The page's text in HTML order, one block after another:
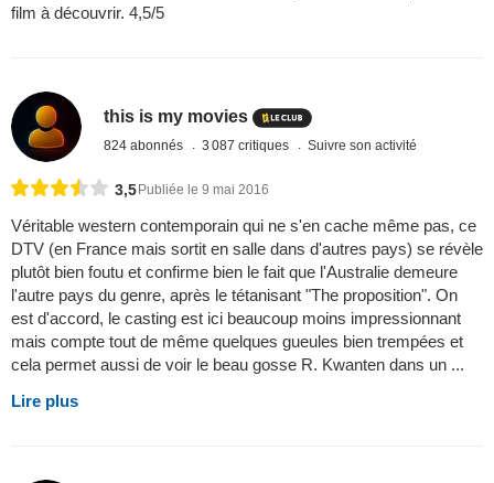
film à découvrir. 4,5/5
this is my movies
824 abonnés 3 087 critiques Suivre son activité
3,5 Publiée le 9 mai 2016
Véritable western contemporain qui ne s'en cache même pas, ce
DTV (en France mais sortit en salle dans d'autres pays) se révèle
plutôt bien foutu et confirme bien le fait que l'Australie demeure
l'autre pays du genre, après le tétanisant "The proposition". On
est d'accord, le casting est ici beaucoup moins impressionnant
mais compte tout de même quelques gueules bien trempées et
cela permet aussi de voir le beau gosse R. Kwanten dans un ...
Lire plus